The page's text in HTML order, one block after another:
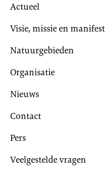
Actueel
Visie, missie en manifest
Natuurgebieden
Organisatie
Nieuws
Contact
Pers
Veelgestelde vragen